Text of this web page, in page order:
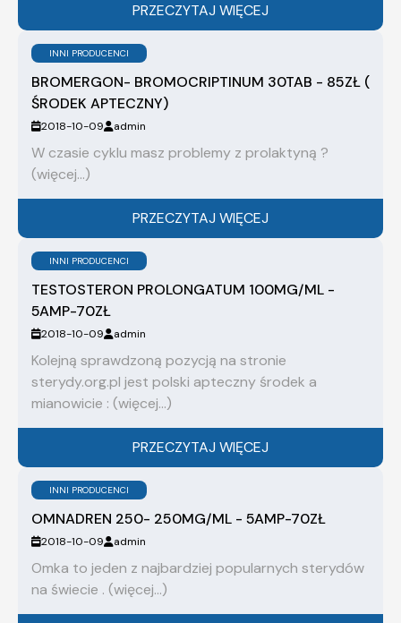
PRZECZYTAJ WIĘCEJ
INNI PRODUCENCI
BROMERGON- BROMOCRIPTINUM 30TAB - 85ZŁ (
ŚRODEK APTECZNY)
2018-10-09 admin
W czasie cyklu masz problemy z prolaktyną ?
(więcej…)
PRZECZYTAJ WIĘCEJ
INNI PRODUCENCI
TESTOSTERON PROLONGATUM 100MG/ML -
5AMP-70ZŁ
2018-10-09 admin
Kolejną sprawdzoną pozycją na stronie
sterydy.org.pl jest polski apteczny środek a
mianowicie : (więcej…)
PRZECZYTAJ WIĘCEJ
INNI PRODUCENCI
OMNADREN 250- 250MG/ML - 5AMP-70ZŁ
2018-10-09 admin
Omka to jeden z najbardziej popularnych sterydów
na świecie . (więcej…)